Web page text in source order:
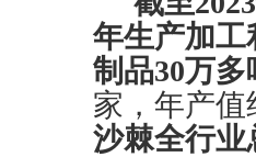
年生产加工
制品30万多
家，年产值
沙棘全行业